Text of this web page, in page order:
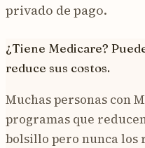
privado de pago.
¿Tiene Medicare?
reduce sus costos.
Muchas personas con
programas que
bolsillo pero nunca los